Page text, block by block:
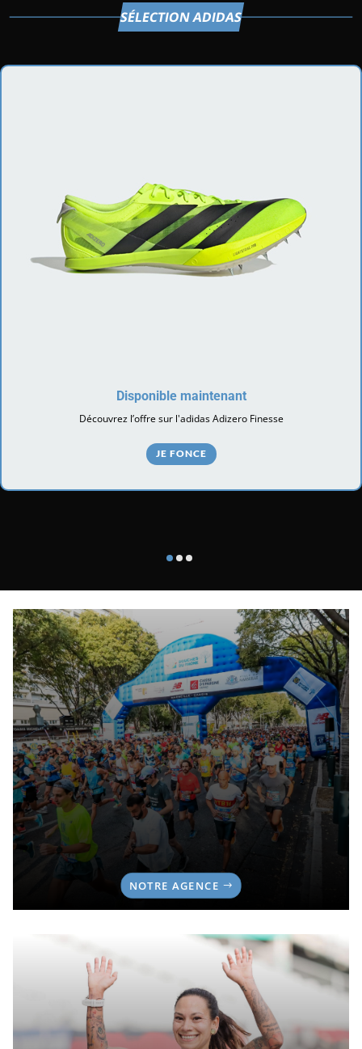
SÉLECTION ADIDAS
Disponible maintenant
Découvrez l’offre sur l'adidas Adizero Finesse
JE FONCE
NOTRE AGENCE